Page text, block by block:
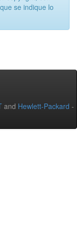
se indique lo
and Hewlett-Packard -